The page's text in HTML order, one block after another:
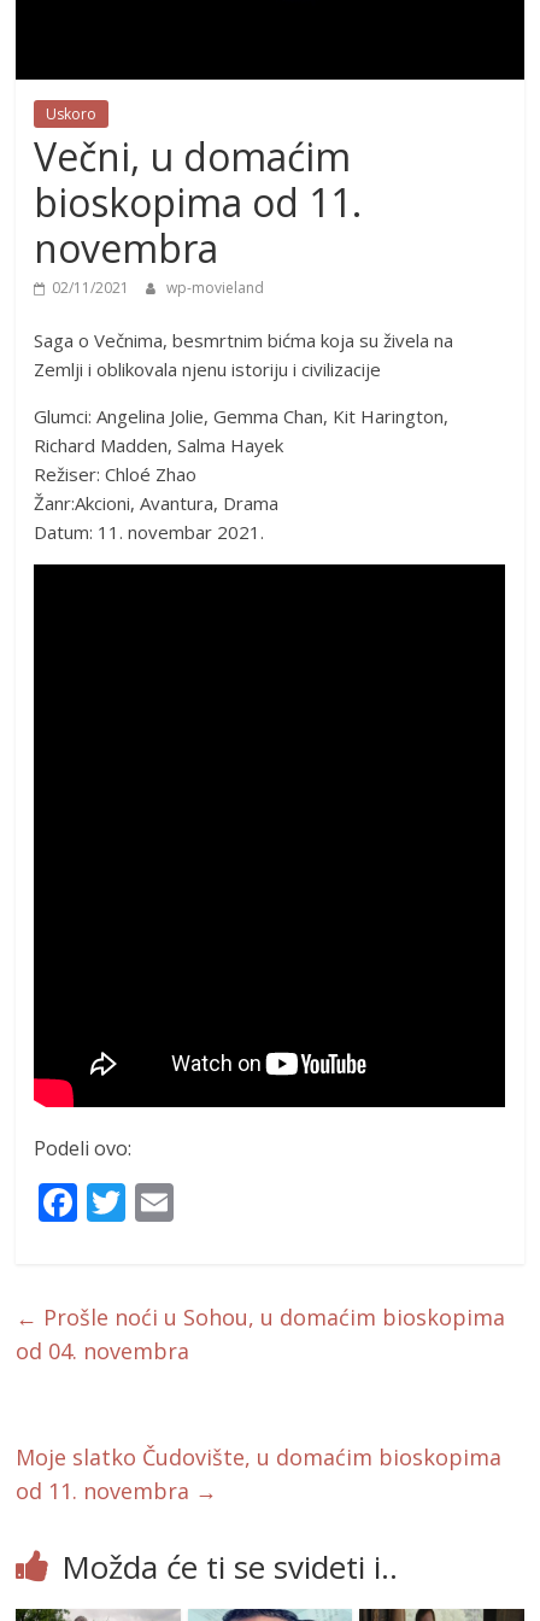
Uskoro
Večni, u domaćim
bioskopima od 11.
novembra
02/11/2021 wp-movieland
Saga o Večnima, besmrtnim bićma koja su živela na
Zemlji i oblikovala njenu istoriju i civilizacije
Glumci: Angelina Jolie, Gemma Chan, Kit Harington,
Richard Madden, Salma Hayek
Režiser: Chloé Zhao
Žanr:Akcioni, Avantura, Drama
Datum: 11. novembar 2021.
Podeli ovo:
F
ac
b
o
T
w
er l
← Prošle noći u Sohou, u domaćim bioskopima
od 04. novembra
Moje slatko Čudovište, u domaćim bioskopima
od 11. novembra →
Možda će ti se svideti i..